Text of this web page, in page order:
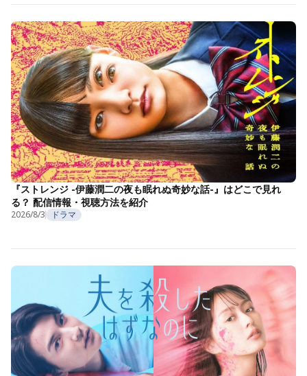
『ストレンジ -伊藤潤二の夜も眠れぬ奇妙な話-』はどこで見れ
る？ 配信情報・視聴方法を紹介
2026/8/3 ドラマ